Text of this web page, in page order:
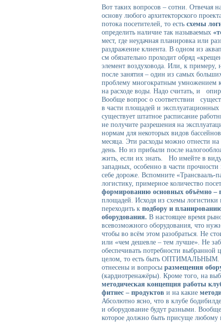
Вот таких вопросов – сотни. Отвечая
основу любого архитекторского
потока посетителей, то есть схемы
определить наличие так называемых
мест, где неудачная планировка или
раздражение клиента. В одном из
см обязательно проходит обряд
элемент воздуховода. Или, к примеру,
после занятия – один из самых
проблему многократным умножением
на расходе воды. Надо считать, и
Вообще вопрос о соответствии
в части площадей и
существует штатное расписание
не получите разрешения на
нормам для некоторых видов
месяца. Эти расходы можно отнести
день. Но из прибыли после
жить, если их знать. Но имейте в
западных, особенно в части
себе дороже. Вспомните «Трансвааль-
логистику, примерное количество
формированию основных объёмно –
площадей. Исходя из схемы логистики
переходить к подбору и
оборудования. В настоящее время
всевозможного оборудования, что
чтобы во всём этом разобраться. Не
или «чем дешевле – тем лучше». Не
обеспечивать потребности
целом, то есть быть ОПТИМАЛЬНЫМ.
отнесены и вопросы размещения
(кардиотренажёры). Кроме того, на
методическая концепция работы
фитнес – продуктов и на какие
Абсолютно ясно, что в клубе
и оборудование будут разными.
которое должно быть присуще любому